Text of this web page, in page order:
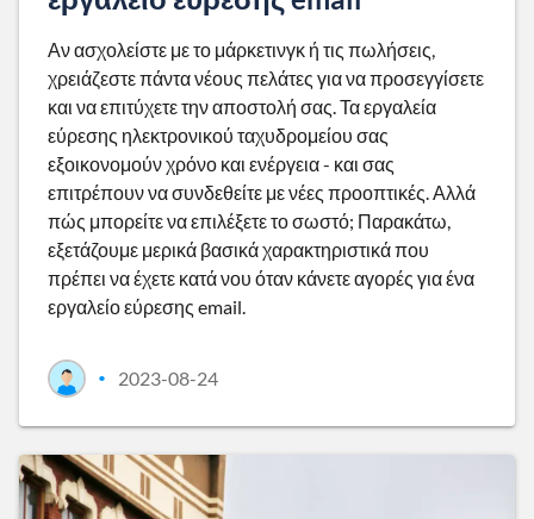
Αν ασχολείστε με το μάρκετινγκ ή τις πωλήσεις,
χρειάζεστε πάντα νέους πελάτες για να προσεγγίσετε
και να επιτύχετε την αποστολή σας. Τα εργαλεία
εύρεσης ηλεκτρονικού ταχυδρομείου σας
εξοικονομούν χρόνο και ενέργεια - και σας
επιτρέπουν να συνδεθείτε με νέες προοπτικές. Αλλά
πώς μπορείτε να επιλέξετε το σωστό; Παρακάτω,
εξετάζουμε μερικά βασικά χαρακτηριστικά που
πρέπει να έχετε κατά νου όταν κάνετε αγορές για ένα
εργαλείο εύρεσης email.
• 2023-08-24